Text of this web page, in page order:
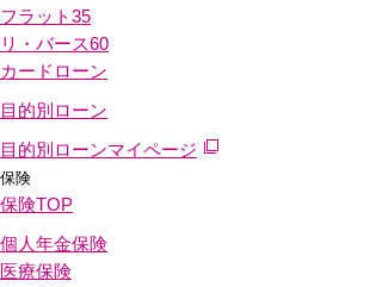
フラット35
リ・バース60
カードローン
目的別ローン
目的別ローンマイページ
保険
保険TOP
個人年金保険
医療保険